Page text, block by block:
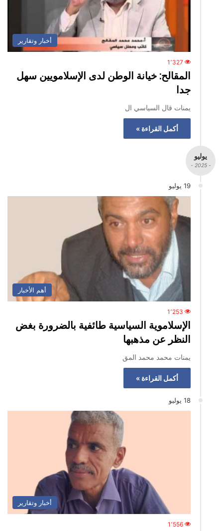
أخبار وتقارير
1٬327
المقالح: خيانة الوطن لدى الإسلامويين سهل
جدا
يمنات قال السياسي ال
أكمل القراءة »
يوليو
- 2025 -
19 يوليو
أهم الأخبار
1٬253
الإسلاموية السياسية طائفية بالضرورة بغض
النظر عن مذهبها
يمنات محمد محمد المق
أكمل القراءة »
18 يوليو
أخبار وتقارير
1٬556